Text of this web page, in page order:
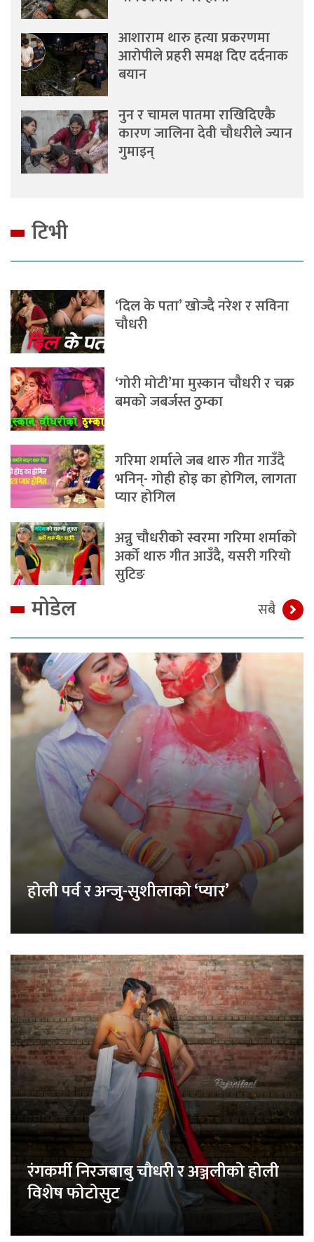
आशाराम थारु हत्या प्रकरणमा
आरोपीले प्रहरी समक्ष दिए दर्दनाक
बयान
नुन र चामल पातमा राखिदिएकै
कारण जालिना देवी चौधरीले ज्यान
गुमाइन्
टिभी
‘दिल के पता’ खोज्दै नरेश र सविना
चौधरी
‘गोरी मोटी’मा मुस्कान चौधरी र चक्र
बमको जबर्जस्त ठुम्का
गरिमा शर्माले जब थारु गीत गाउँदै
भनिन्- गोही होइ का होगिल, लागता
प्यार होगिल
अन्नु चौधरीको स्वरमा गरिमा शर्माको
अर्को थारु गीत आउँदै, यसरी गरियो
सुटिङ
मोडेल सबै
होली पर्व र अन्जु-सुशीलाको ‘प्यार’
रंगकर्मी निरजबाबु चौधरी र अञ्जलीको होली
विशेष फोटोसुट